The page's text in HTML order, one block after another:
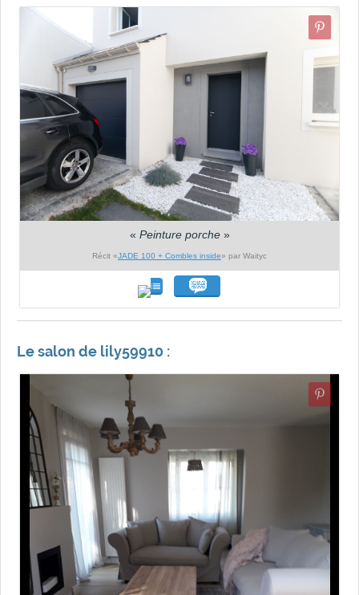
« Peinture porche»
Récit «JADE 100 + Combles inside» par Waityc
Le salon de lily59910 :